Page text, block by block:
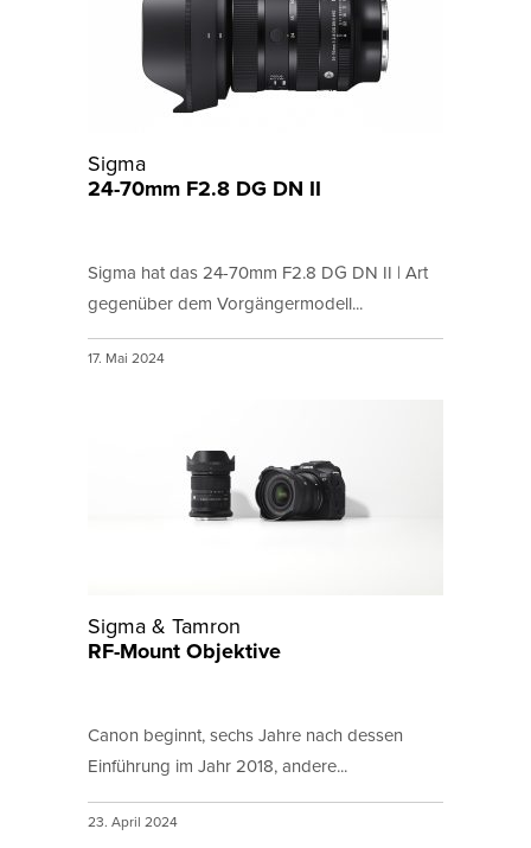
Sigma
24-70mm F2.8 DG DN II
Sigma hat das 24-70mm F2.8 DG DN II | Art
gegenüber dem Vorgängermodell...
17. Mai 2024
Sigma & Tamron
RF-Mount Objektive
Canon beginnt, sechs Jahre nach dessen
Einführung im Jahr 2018, andere...
23. April 2024